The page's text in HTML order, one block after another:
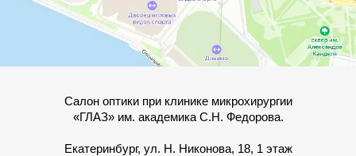
Салон оптики при клинике микрохирургии
«ГЛАЗ» им. академика С.Н. Федорова.
Екатеринбург, ул. Н. Никонова, 18, 1 этаж